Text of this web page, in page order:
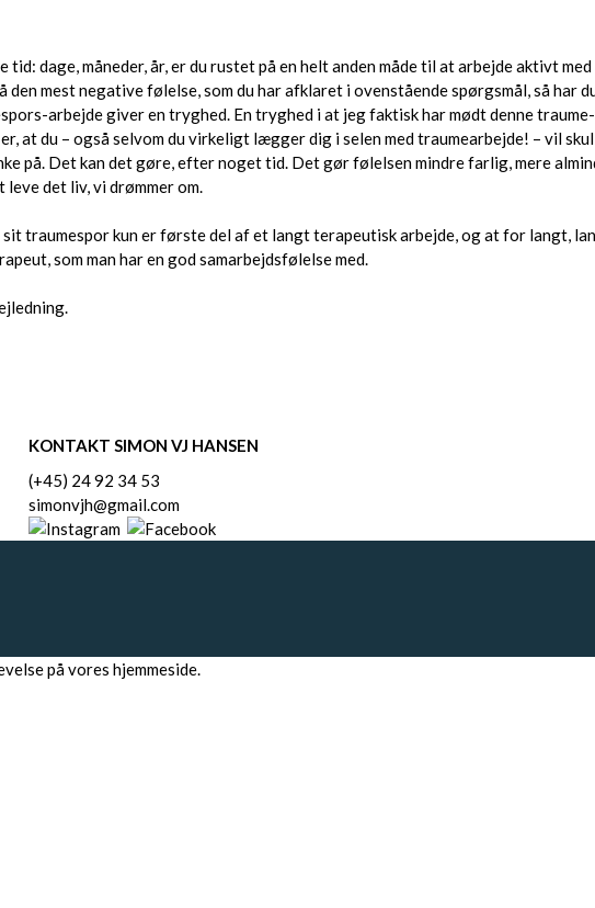
dage, måneder, år, er du rustet på en helt anden måde til at arbejde aktivt
mest negative følelse, som du har afklaret i ovenstående spørgsmål, så har
arbejde giver en tryghed. En tryghed i at jeg faktisk har mødt denne
at du – også selvom du virkeligt lægger dig i selen med traumearbejde! – vil
på. Det kan det gøre, efter noget tid. Det gør følelsen mindre farlig, mere
det liv, vi drømmer om.
sit traumespor kun er første del af et langt terapeutisk arbejde, og at for langt,
som man har en god samarbejdsfølelse med.
KONTAKT SIMON VJ HANSEN
(+45) 24 92 34 53
simonvjh@gmail.com
på vores hjemmeside.